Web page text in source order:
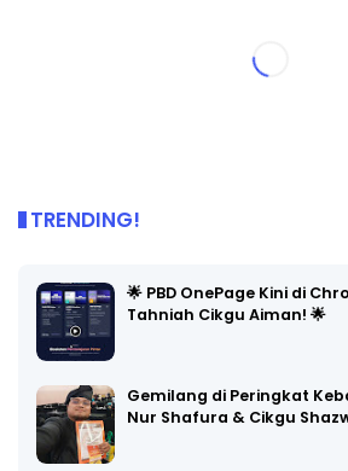
TRENDING!
🌟 PBD OnePage Kini di
Tahniah Cikgu Aiman! 🌟
Gemilang di Peringkat
Nur Shafura & Cikgu